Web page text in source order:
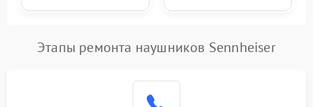
Этапы ремонта наушников Sennheiser